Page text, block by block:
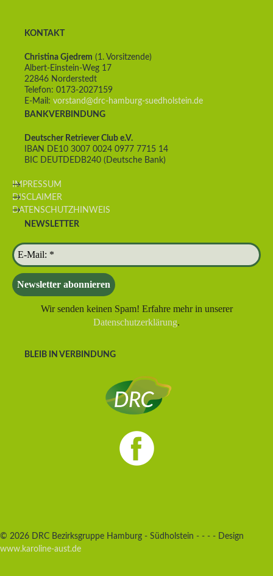
KONTAKT
Christina Gjedrem (1. Vorsitzende)
Albert-Einstein-Weg 17
22846 Norderstedt
Telefon: 0173-2027159
E-Mail: vorstand@drc-hamburg-suedholstein.de
BANKVERBINDUNG
Deutscher Retriever Club e.V.
IBAN DE10 3007 0024 0977 7715 14
BIC DEUTDEDB240 (Deutsche Bank)
IMPRESSUM
DISCLAIMER
DATENSCHUTZHINWEIS
NEWSLETTER
Wir senden keinen Spam! Erfahre mehr in unserer
Datenschutzerklärung.
BLEIB IN VERBINDUNG
© 2026 DRC Bezirksgruppe Hamburg - Südholstein - - - - Design
www.karoline-aust.de